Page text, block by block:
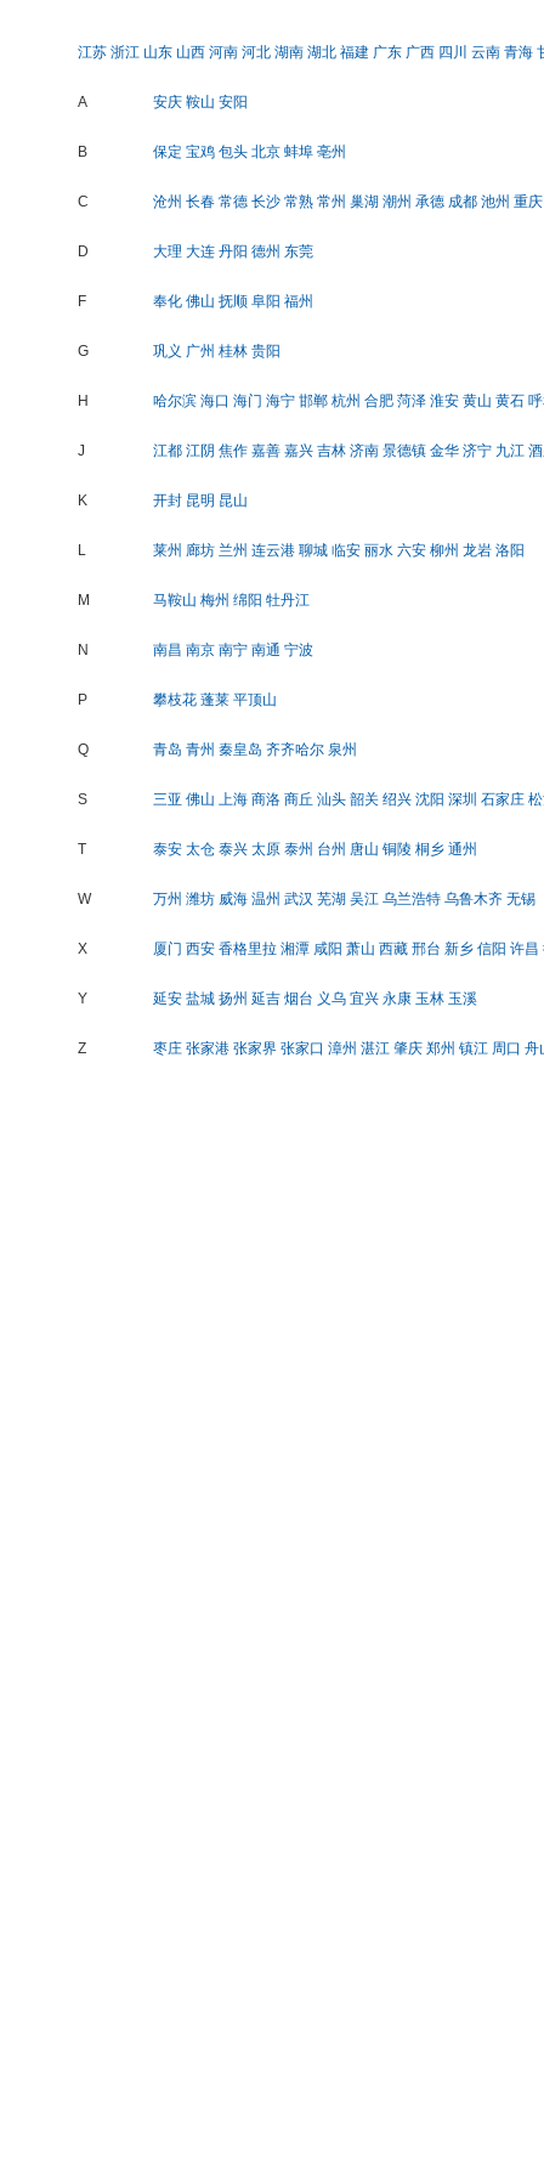
江苏 浙江 山东 山西 河南 河北 湖南 湖北 福建 广东 广西 四川 云南 青海
A 安庆 鞍山 安阳
B 保定 宝鸡 包头 北京 蚌埠 亳州
C 沧州 长春 常德 长沙 常熟 常州 巢湖 潮州 承德 成都 池州 重庆
D 大理 大连 丹阳 德州 东莞
F 奉化 佛山 抚顺 阜阳 福州
G 巩义 广州 桂林 贵阳
H 哈尔滨 海口 海门 海宁 邯郸 杭州 合肥 菏泽 淮安 黄山 黄石
J 江都 江阴 焦作 嘉善 嘉兴 吉林 济南 景德镇 金华 济宁 九江
K 开封 昆明 昆山
L 莱州 廊坊 兰州 连云港 聊城 临安 丽水 六安 柳州 龙岩 洛阳
M 马鞍山 梅州 绵阳 牡丹江
N 南昌 南京 南宁 南通 宁波
P 攀枝花 蓬莱 平顶山
Q 青岛 青州 秦皇岛 齐齐哈尔 泉州
S 三亚 佛山 上海 商洛 商丘 汕头 韶关 绍兴 沈阳 深圳 石家庄
T 泰安 太仓 泰兴 太原 泰州 台州 唐山 铜陵 桐乡 通州
W 万州 潍坊 威海 温州 武汉 芜湖 吴江 乌兰浩特 乌鲁木齐 无锡
X 厦门 西安 香格里拉 湘潭 咸阳 萧山 西藏 邢台 新乡 信阳 许昌
Y 延安 盐城 扬州 延吉 烟台 义乌 宜兴 永康 玉林 玉溪
Z 枣庄 张家港 张家界 张家口 漳州 湛江 肇庆 郑州 镇江 周口 舟